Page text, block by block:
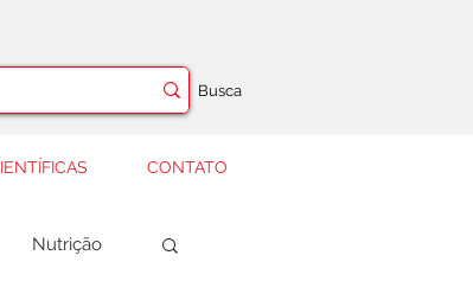
Busca
CONTATO
Nutrição